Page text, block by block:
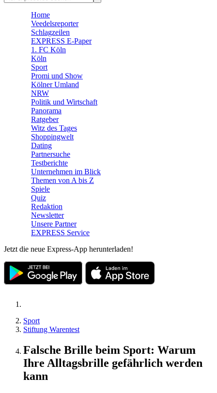
Home
Veedelsreporter
Schlagzeilen
EXPRESS E-Paper
1. FC Köln
Köln
Sport
Promi und Show
Kölner Umland
NRW
Politik und Wirtschaft
Panorama
Ratgeber
Witz des Tages
Shoppingwelt
Dating
Partnersuche
Testberichte
Unternehmen im Blick
Themen von A bis Z
Spiele
Quiz
Redaktion
Newsletter
Unsere Partner
EXPRESS Service
Jetzt die neue Express-App herunterladen!
Sport
Stiftung Warentest
Falsche Brille beim Sport: Warum
Ihre Alltagsbrille gefährlich werden
kann